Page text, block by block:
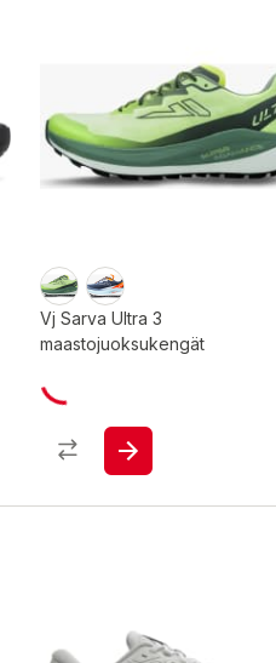
Vj Sarva Ultra 3
maastojuoksukengät